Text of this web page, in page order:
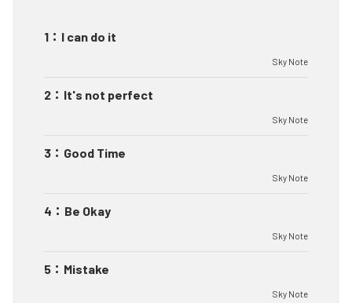
1 ： I can do it
Sky Note
2 ： It's not perfect
Sky Note
3 ： Good Time
Sky Note
4 ： Be Okay
Sky Note
5 ： Mistake
Sky Note